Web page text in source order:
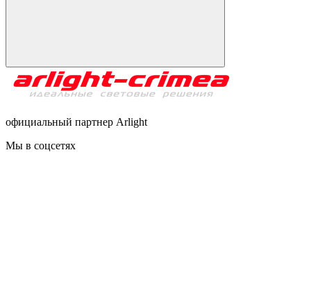
официальный партнер Arlight
Мы в соцсетях